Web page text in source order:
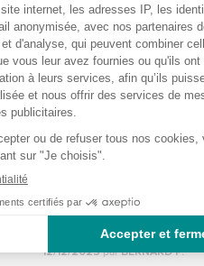
continuer d’offrir des
de qualité.
Cordialement.
L’équipe
super pour un adossement
toilettes##
27/12/2025 , suite à
12/12/2025 parBERNARD P.